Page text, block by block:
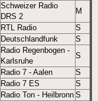
Schweizer Radio
DRS 2
M
RTL Radio
S
Deutschlandfunk
S
Radio Regenbogen -
Karlsruhe
S
Radio 7 - Aalen
S
Radio 7 ES
S
Radio Ton - Heilbronn S